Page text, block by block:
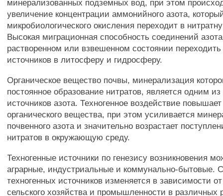
минерализованных подземных вод, при этом
увеличение концентрации аммонийного азота,
микробиологического окисления переходит в
Высокая миграционная способность соединений
растворенном или взвешенном состоянии переходить
источников в литосферу и гидросферу.
Органическое вещество почвы, минерализация
постоянное образование нитратов, является одним
источников азота. Техногенное воздействие
органического вещества, при этом усиливается
почвенного азота и значительно возрастает
нитратов в окружающую среду.
Техногенные источники по генезису возникновения
аграрные, индустриальные и коммунально-бытовые.
техногенных источников изменяется в зависимости
сельского хозяйства и промышленности в различных